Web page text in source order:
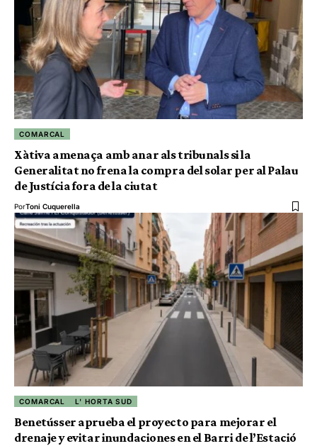
COMARCAL
Xàtiva amenaça amb anar als tribunals si la
Generalitat no frena la compra del solar per al Palau
de Justícia fora de la ciutat
PorToni Cuquerella
COMARCAL L' HORTA SUD
Benetússer aprueba el proyecto para mejorar el
drenaje y evitar inundaciones en el Barri de l’Estació